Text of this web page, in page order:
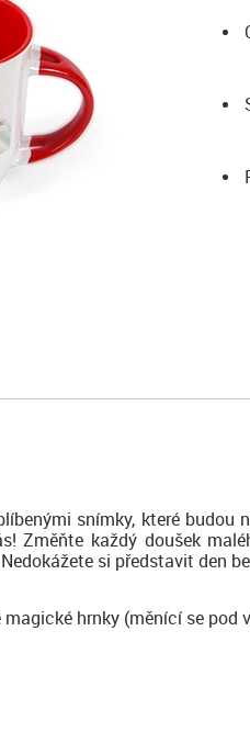
snímky, které budou
Změňte každý doušek
si představit den
hrnky (měnící se pod